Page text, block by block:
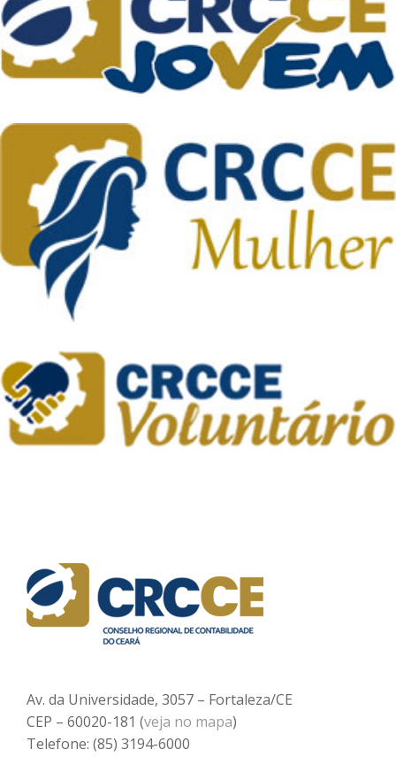
Av. da Universidade, 3057 – Fortaleza/CE
CEP – 60020-181 (veja no mapa)
Telefone: (85) 3194-6000